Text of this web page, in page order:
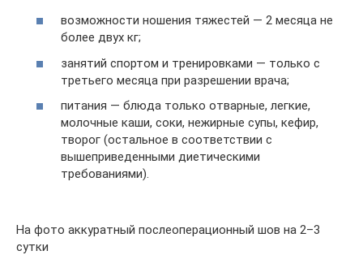
возможности ношения тяжестей — 2 месяца не
более двух кг;
занятий спортом и тренировками — только с
третьего месяца при разрешении врача;
питания — блюда только отварные, легкие,
молочные каши, соки, нежирные супы, кефир,
творог (остальное в соответствии с
вышеприведенными диетическими
требованиями).
На фото аккуратный послеоперационный шов на 2–3
сутки